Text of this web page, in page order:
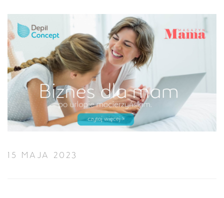
15 MAJA 2023